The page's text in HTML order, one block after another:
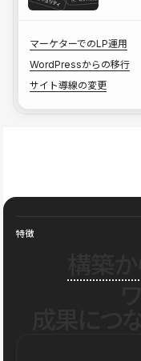
マーケターでのLP運用
WordPressからの移行
サイト導線の変更
特徴